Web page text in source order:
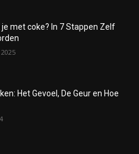
je met coke? In 7 Stappen Zelf
Het Gevoel, De Geur en Hoe